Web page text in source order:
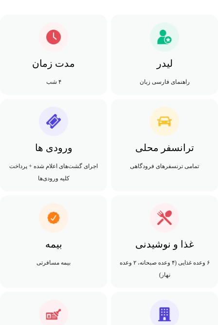
لیدر
راهنمای فارسی زبان
مدت زمان
۴ شب
ترانسفر محلی
تمامی ترنسفرهای فرودگاهی
ورودی ها
اجرای گشت‌های اعلام شده + پرداخت
کلیه ورودی‌ها
غذا و نوشیدنی
۶ وعده غذایی (۴ وعده صبحانه، ۲ وعده
نهار)
بیمه
بیمه مسافرتی